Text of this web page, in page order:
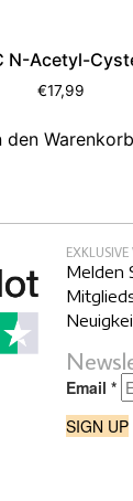
N-Acetyl-
€17,99
den Warenkorb
Melden